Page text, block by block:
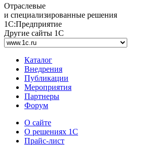
Отраслевые
и специализированные решения
1С:Предприятие
Другие сайты 1С
Каталог
Внедрения
Публикации
Мероприятия
Партнеры
Форум
О сайте
О решениях 1С
Прайс-лист